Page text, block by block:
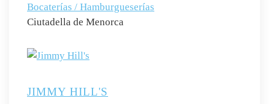
Bocaterías / Hamburgueserías
Ciutadella de Menorca
JIMMY HILL'S